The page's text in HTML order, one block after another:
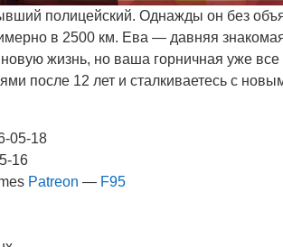
полицейский. Однажды он без
в 2500 км. Ева — давняя
новую жизнь, но ваша горничная уже
после 12 лет и сталкиваетесь с
05-18
16
Patreon — F95